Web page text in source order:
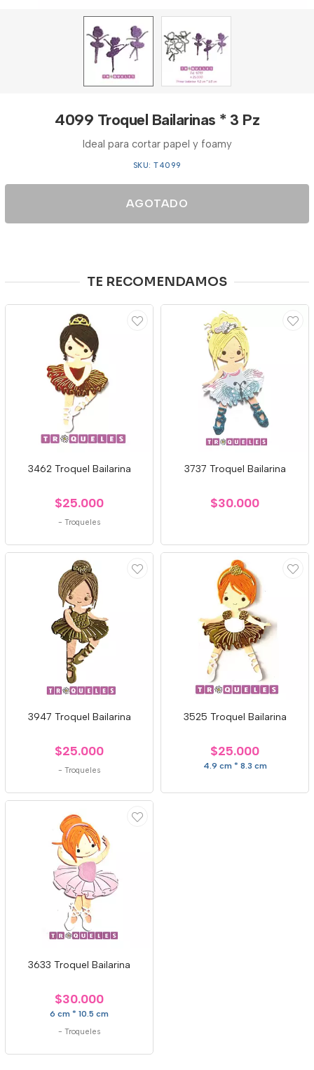
4099 Troquel Bailarinas * 3 Pz
Ideal para cortar papel y foamy
SKU: T4099
AGOTADO
TE RECOMENDAMOS
3462 Troquel Bailarina
$25.000
- Troqueles
3737 Troquel Bailarina
$30.000
3947 Troquel Bailarina
$25.000
- Troqueles
3525 Troquel Bailarina
$25.000
4.9 cm * 8.3 cm
3633 Troquel Bailarina
$30.000
6 cm * 10.5 cm
- Troqueles